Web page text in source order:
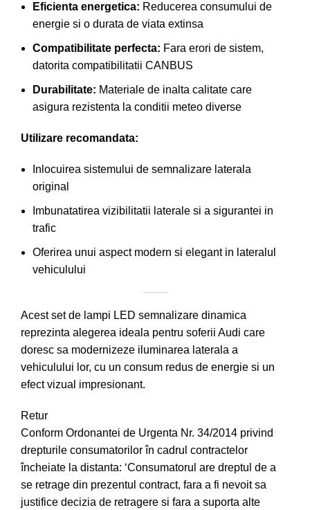
Eficienta energetica: Reducerea consumului de
energie si o durata de viata extinsa
Compatibilitate perfecta: Fara erori de sistem,
datorita compatibilitatii CANBUS
Durabilitate: Materiale de inalta calitate care
asigura rezistenta la conditii meteo diverse
Utilizare recomandata:
Inlocuirea sistemului de semnalizare laterala
original
Imbunatatirea vizibilitatii laterale si a sigurantei in
trafic
Oferirea unui aspect modern si elegant in lateralul
vehiculului
Acest set de lampi LED semnalizare dinamica
reprezinta alegerea ideala pentru soferii Audi care
doresc sa modernizeze iluminarea laterala a
vehiculului lor, cu un consum redus de energie si un
efect vizual impresionant.
Retur
Conform Ordonantei de Urgenta Nr. 34/2014 privind
drepturile consumatorilor în cadrul contractelor
încheiate la distanta: ‘Consumatorul are dreptul de a
se retrage din prezentul contract, fara a fi nevoit sa
justifice decizia de retragere si fara a suporta alte